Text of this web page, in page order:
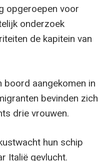
opgeroepen voor
onderzoek
de kapitein van
boord aangekomen in
bevinden zich
drie vrouwen.
hun schip
Italië gevlucht.